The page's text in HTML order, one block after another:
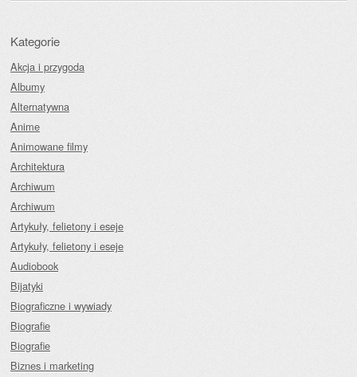
Kategorie
Akcja i przygoda
Albumy
Alternatywna
Anime
Animowane filmy
Architektura
Archiwum
Archiwum
Artykuły, felietony i eseje
Artykuły, felietony i eseje
Audiobook
Bijatyki
Biograficzne i wywiady
Biografie
Biografie
Biznes i marketing